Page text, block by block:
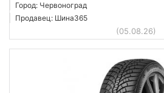
Город: Червоноград
Продавец: Шина365
(05.08.26)